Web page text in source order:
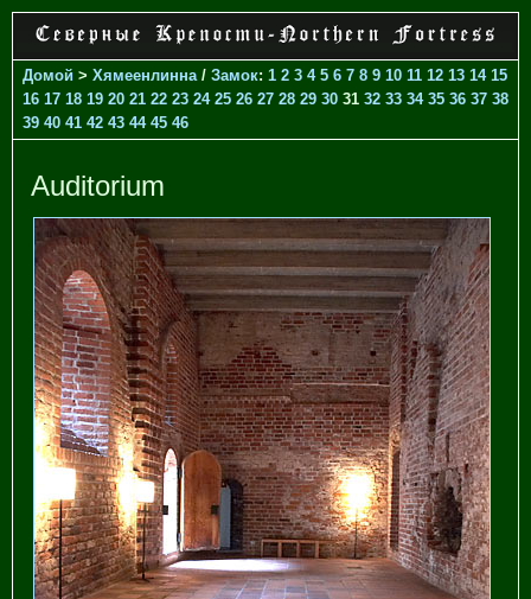
Домой > Хямеенлинна / Замок: 1 2 3 4 5 6 7 8 9 10 11 12 13 14 15
16 17 18 19 20 21 22 23 24 25 26 27 28 29 30 31 32 33 34 35 36 37 38
39 40 41 42 43 44 45 46
Auditorium